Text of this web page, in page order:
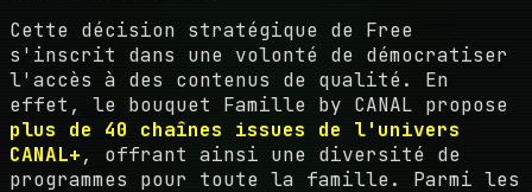
Cette décision stratégique de Free
s'inscrit dans une volonté de démocratiser
l'accès à des contenus de qualité. En
effet, le bouquet Famille by CANAL propose
plus de 40 chaînes issues de l'univers
CANAL+, offrant ainsi une diversité de
programmes pour toute la famille. Parmi les